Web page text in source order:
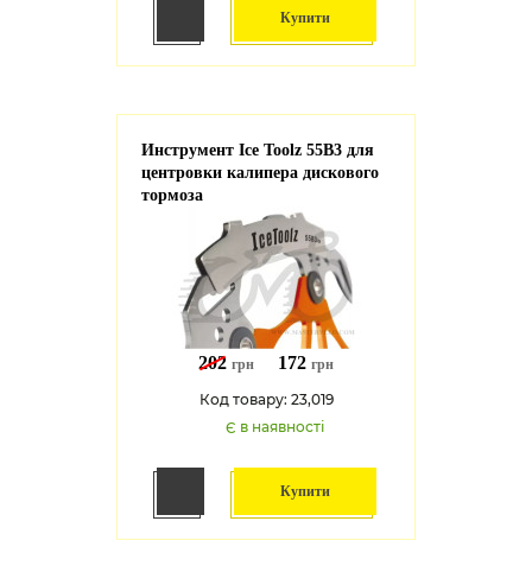
Купити
Инструмент Ice Toolz 55B3 для
центровки калипера дискового
тормоза
202 грн 172 грн
Код товару: 23,019
Є в наявності
Купити